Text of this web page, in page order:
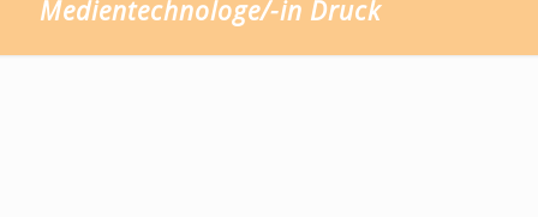
Medientechnologe/-in Druck